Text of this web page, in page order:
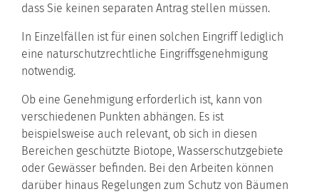
dass Sie keinen separaten Antrag stellen müssen.
In Einzelfällen ist für einen solchen Eingriff lediglich
eine naturschutzrechtliche Eingriffsgenehmigung
notwendig.
Ob eine Genehmigung erforderlich ist, kann von
verschiedenen Punkten abhängen. Es ist
beispielsweise auch relevant, ob sich in diesen
Bereichen geschützte Biotope, Wasserschutzgebiete
oder Gewässer befinden. Bei den Arbeiten können
darüber hinaus Regelungen zum Schutz von Bäumen